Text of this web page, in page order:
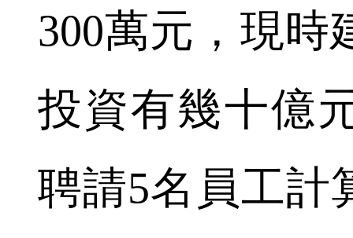
300萬元，現時
投資有幾十億
聘請5名員工計